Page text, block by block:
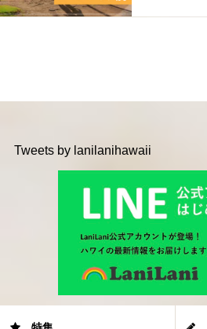
Tweets by lanilanihawaii